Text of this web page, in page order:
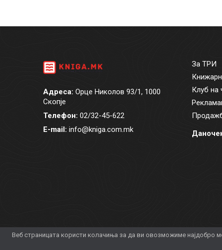
Веб страницата користи колачиња за да ви овозможиме најдобро
Адреса: Орце Николов 93/1, 1000
Скопје
Телефон: 02/32-45-622
E-mail: info@kniga.com.mk
За ТРИ
Клуб на